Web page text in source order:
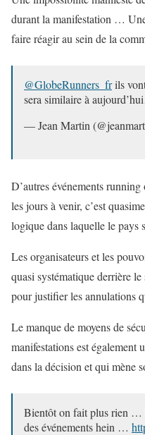
durant la manifestation …
faire réagir au sein de la
@GlobeRunners_frils
sera similaire à
— Jean Martin
D’autres événements
les jours à venir, c’est
logique dans laquelle le pays
Les organisateurs et les
quasi systématique derrière
pour justifier les annulations
Le manque de moyens de
manifestations est également
dans la décision et qui mène
Bientôt on fait plus rien …
des événements hein …